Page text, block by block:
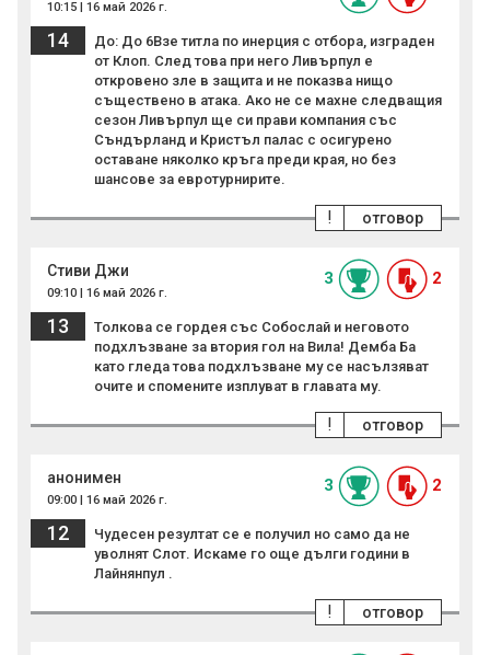
10:15 | 16 май 2026 г.
14
До: До 6Взе титла по инерция с отбора, изграден
от Клоп. След това при него Ливърпул е
откровено зле в защита и не показва нищо
съществено в атака. Ако не се махне следващия
сезон Ливърпул ще си прави компания със
Съндърланд и Кристъл палас с осигурено
оставане няколко кръга преди края, но без
шансове за евротурнирите.
отговор
!
Стиви Джи
09:10 | 16 май 2026 г.
3 2
13
Толкова се гордея със Собослай и неговото
подхлъзване за втория гол на Вила! Демба Ба
като гледа това подхлъзване му се насълзяват
очите и спомените изплуват в главата му.
отговор
!
анонимен
09:00 | 16 май 2026 г.
3 2
12
Чудесен резултат се е получил но само да не
уволнят Слот. Искаме го още дълги години в
Лайнянпул .
отговор
!